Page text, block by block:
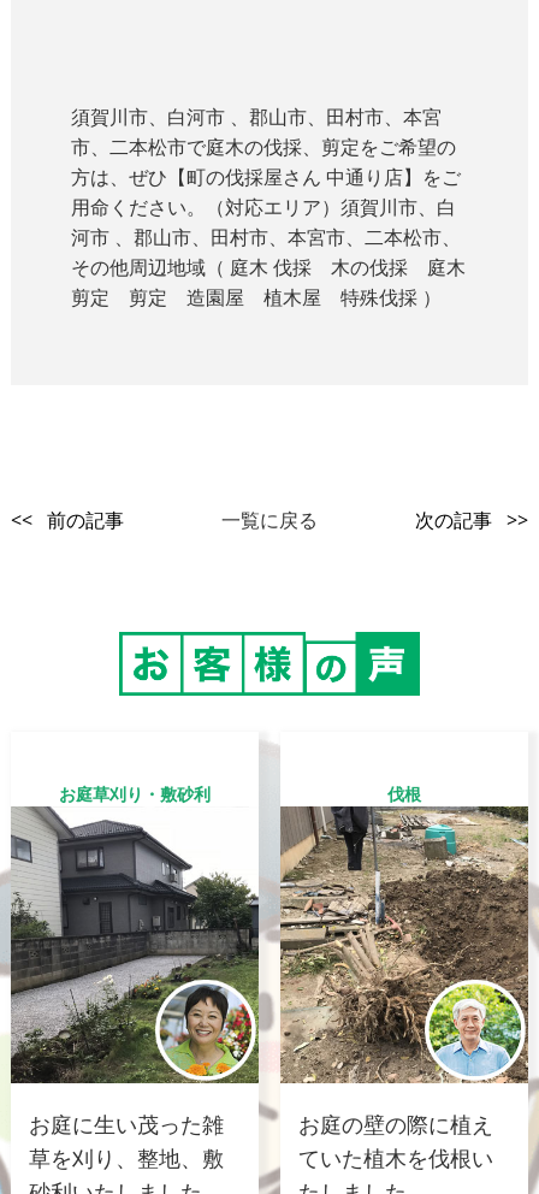
須賀川市、白河市 、郡山市、田村市、本宮
市、二本松市で庭木の伐採、剪定をご希望の
方は、ぜひ【町の伐採屋さん 中通り店】をご
用命ください。（対応エリア）須賀川市、白
河市 、郡山市、田村市、本宮市、二本松市、
その他周辺地域（ 庭木 伐採 木の伐採 庭木
剪定 剪定 造園屋 植木屋 特殊伐採 ）
<< 前の記事 一覧に戻る 次の記事 >>
お庭草刈り・敷砂利
お庭に生い茂った雑
草を刈り、整地、敷
伐根
お庭の壁の際に植え
ていた植木を伐根い